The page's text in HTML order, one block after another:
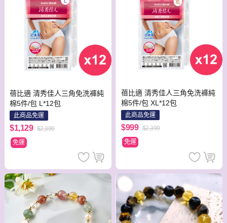
蓓比適 清秀佳人三角免洗褲純
棉5件/包 L*12包
此商品免運
$1,129 $2,399
免運
蓓比適 清秀佳人三角免洗褲純
棉5件/包 XL*12包
此商品免運
$999 $2,399
免運